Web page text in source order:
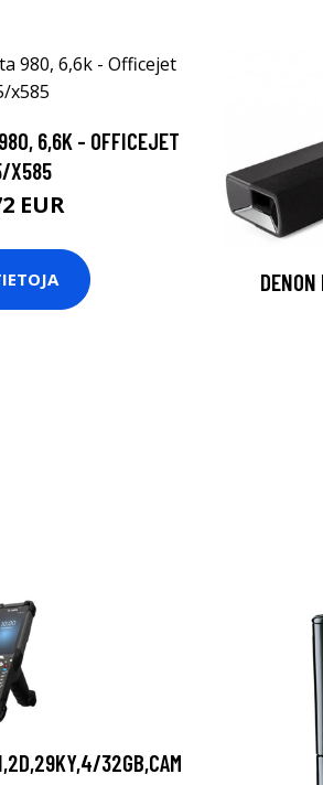
6,6K - OFFICEJET
X585
EUR
32GB,CAM